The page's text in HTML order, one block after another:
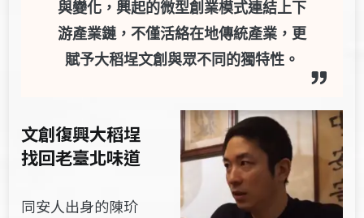
與變化，興起的微型創業模式連結上下
游產業鏈，不僅活絡在地傳統產業，更
賦予大稻埕文創與眾不同的獨特性。
文創復興大稻埕
找回老臺北味道
同安人出身的陳玠